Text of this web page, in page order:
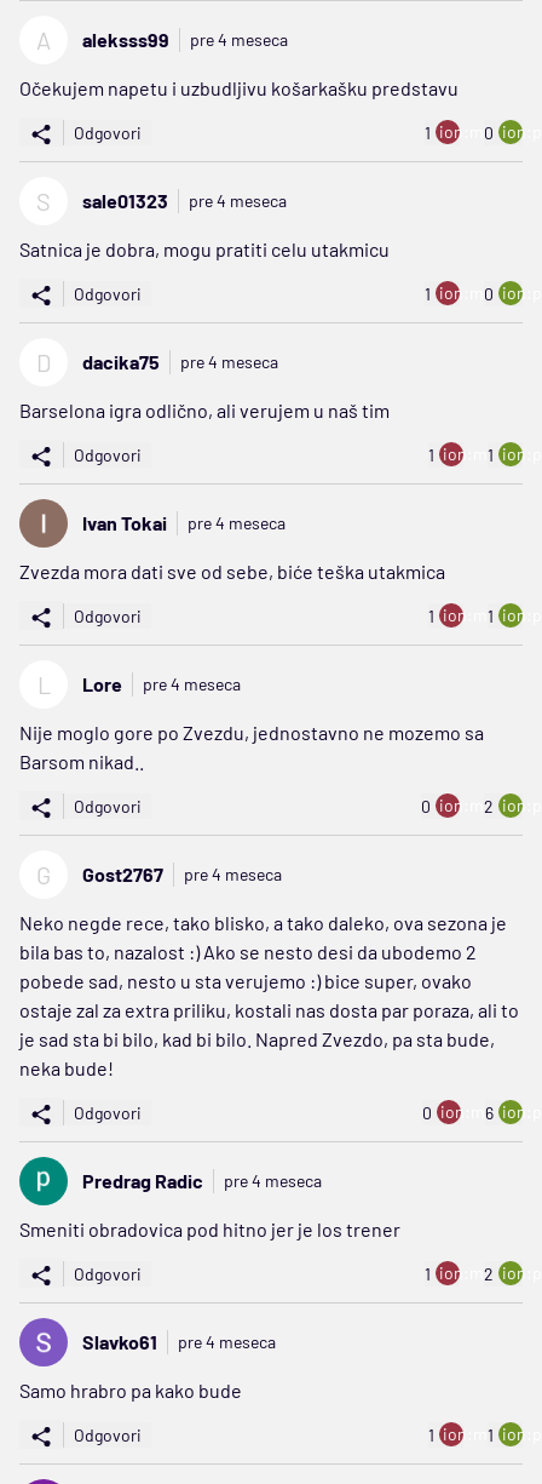
A aleksss99 pre 4 meseca
Očekujem napetu i uzbudljivu košarkašku predstavu
Odgovori 1 ion:minus
0
S sale01323 pre 4 meseca
Satnica je dobra, mogu pratiti celu utakmicu
Odgovori 1 ion:minus
0
D dacika75 pre 4 meseca
Barselona igra odlično, ali verujem u naš tim
Odgovori 1 ion:minus
1
Ivan Tokai pre 4 meseca
Zvezda mora dati sve od sebe, biće teška utakmica
Odgovori 1 ion:minus
1
L Lore pre 4 meseca
Nije moglo gore po Zvezdu, jednostavno ne mozemo sa
Barsom nikad..
Odgovori 0 ion:minus
2
G Gost2767 pre 4 meseca
Neko negde rece, tako blisko, a tako daleko, ova sezona je
bila bas to, nazalost :) Ako se nesto desi da ubodemo 2
pobede sad, nesto u sta verujemo :) bice super, ovako
ostaje zal za extra priliku, kostali nas dosta par poraza, ali to
je sad sta bi bilo, kad bi bilo. Napred Zvezdo, pa sta bude,
neka bude!
Odgovori 0 ion:minus
6
Predrag Radic pre 4 meseca
Smeniti obradovica pod hitno jer je los trener
Odgovori 1 ion:minus
2
Slavko61 pre 4 meseca
Samo hrabro pa kako bude
Odgovori 1 ion:minus
1